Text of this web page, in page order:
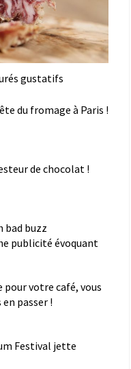
gustatifs
du fromage à Paris !
de chocolat !
bad buzz
publicité évoquant
votre café, vous
passer !
Festival jette